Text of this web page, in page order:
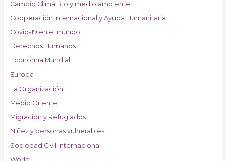
Cambio Climático y medio ambiente
Cooperación Internacional y Ayuda Humanitaria
Covid-19 en el mundo
Derechos Humanos
Economía Mundial
Europa
La Organización
Medio Oriente
Migración y Refugiados
Niñez y personas vulnerables
Sociedad Civil Internacional